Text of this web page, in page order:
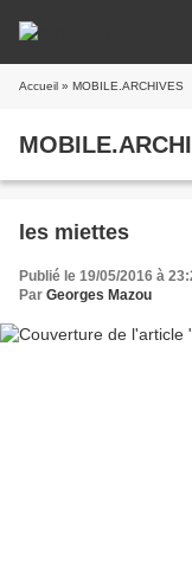
Accueil » MOBILE.ARCHIVES
les miettes
Publié le 19/05/2016 à
Par Georges Mazou